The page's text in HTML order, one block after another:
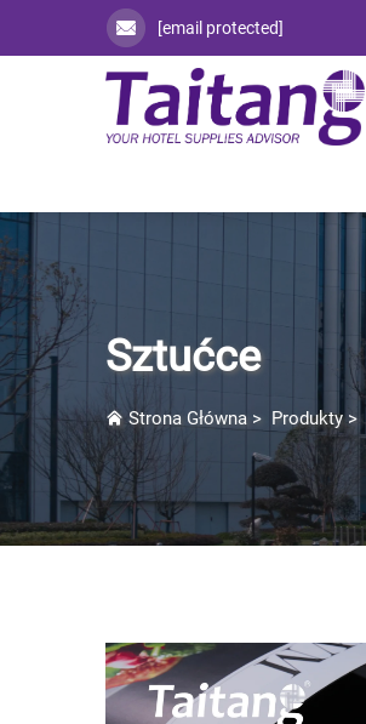
[email protected]
Sztućce
Strona Główna > Produkty>